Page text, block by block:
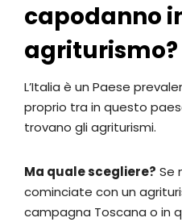
capodanno
agriturismo?
L’Italia è un Paese
proprio tra in questo
trovano gli agriturismi.
Ma quale scegliere? Se
cominciate con un
campagna Toscana o in